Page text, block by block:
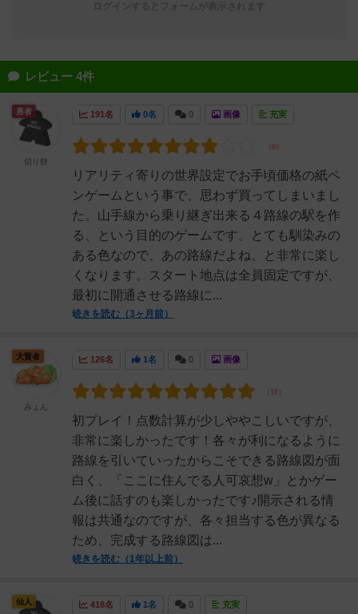
レビュー 4件
191名 0名 0 画像 充実
リアリティ寄りの世界設定でお手頃価格の紙ペ
ンゲームという事で、思わず買ってしまいまし
た。山手線から乗り継ぎ出来る４路線の駅を作
る、という目的のゲームです。とても馴染みの
ある色なので、あの路線だよね、と非常に楽し
くなります。スタート地点は全員固定ですが、
最初に開通させる路線に...
続きを読む（3ヶ月前）
勇者
切り餅
126名 1名 0 画像
初プレイ！点数計算が少しややこしいですが、
非常に楽しかったです！各々が利になるように
路線を引いていったからこそできる路線図が面
白く、「ここに住んでる人可哀想w」とかゲー
ム後に話すのも楽しかったです♪開示される情
報は共通なのですが、各々担当する色が異なる
ため、完成する路線図は...
続きを読む（1年以上前）
大賢者
みょん
418名 1名 0 充実
仙人